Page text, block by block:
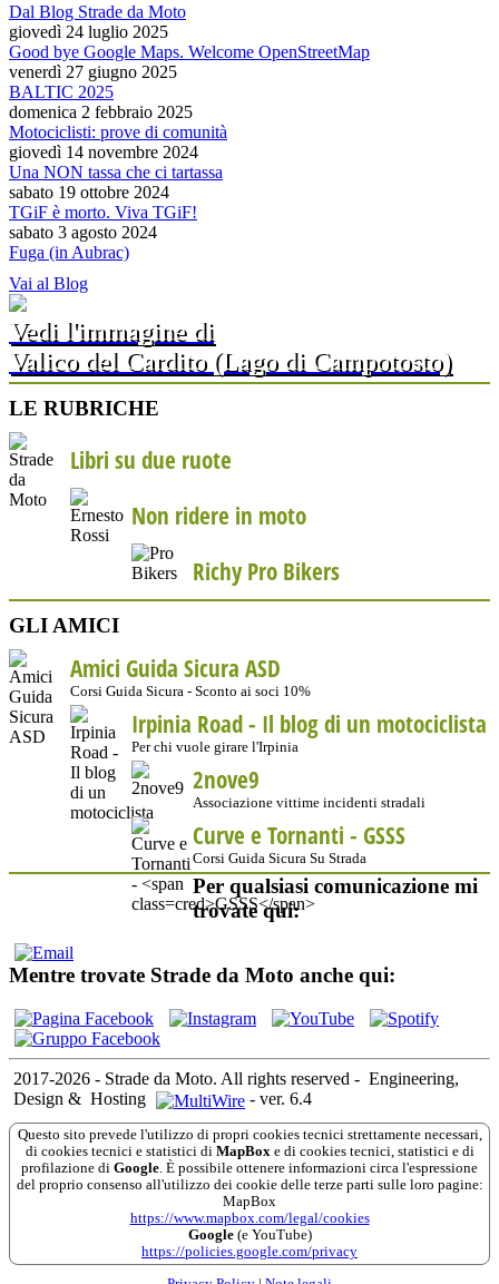
Dal Blog Strade da Moto
giovedì 24 luglio 2025
Good bye Google Maps. Welcome OpenStreetMap
venerdì 27 giugno 2025
BALTIC 2025
domenica 2 febbraio 2025
Motociclisti: prove di comunità
giovedì 14 novembre 2024
Una NON tassa che ci tartassa
sabato 19 ottobre 2024
TGiF è morto. Viva TGiF!
sabato 3 agosto 2024
Fuga (in Aubrac)
Vai al Blog
Vedi l'immagine di
Valico del Cardito (Lago di Campotosto)
LE RUBRICHE
Libri su due ruote
Non ridere in moto
Richy Pro Bikers
GLI AMICI
Amici Guida Sicura ASD
Corsi Guida Sicura - Sconto ai soci 10%
Irpinia Road - Il blog di un motociclista
Per chi vuole girare l'Irpinia
2nove9
Associazione vittime incidenti stradali
Curve e Tornanti - GSSS
Corsi Guida Sicura Su Strada
Per qualsiasi comunicazione mi
trovate qui:
Mentre trovate Strade da Moto anche qui:
2017-2026 - Strade da Moto. All rights reserved - Engineering,
Design & Hosting - ver. 6.4
Questo sito prevede l'utilizzo di propri cookies tecnici strettamente necessari,
di cookies tecnici e statistici di MapBox e di cookies tecnici, statistici e di
profilazione di Google . È possibile ottenere informazioni circa l'espressione
del proprio consenso all'utilizzo dei cookie delle terze parti sulle loro pagine:
MapBox
https://www.mapbox.com/legal/cookies
Google(e YouTube)
https://policies.google.com/privacy